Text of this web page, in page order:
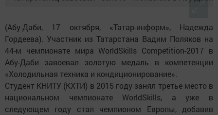
(Абу-Даби, 17 октября, «Татар-информ», Надежда
Гордеева). Участник из Татарстана Вадим Поляков на
44-м чемпионате мира WorldSkills Competition-2017 в
Абу-Даби завоевал золотую медаль в компетенции
«Холодильная техника и кондиционирование».
Студент КНИТУ (КХТИ) в 2015 году занял третье место в
национальном чемпионате WorldSkills, а уже в
следующем году стал чемпионом Европы, добавив